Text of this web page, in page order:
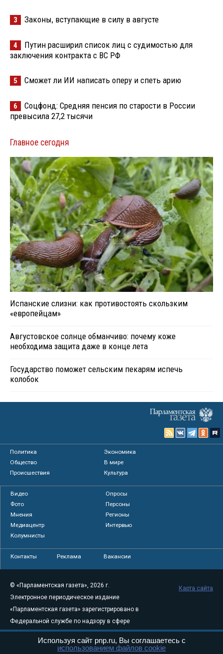
3 Законы, вступающие в силу в августе
4
Путин расширил список лиц с судимостью для
заключения контракта с ВС РФ
5 Сможет ли ИИ написать оперу и спеть арию
6
Соцфонд: Средняя пенсия по старости в России
превысила 27,2 тысячи
Главное сегодня
Испанские слизни: как противостоять скользким
«европейцам»
Августовское солнце обманчиво: почему коже
необходима защита даже в конце лета
Государство поможет сельским пекарям испечь
колобок
Политика
Экономика
Общество
В мире
Происшествия
Культура
Видео
Опросы
Фото
Персоны
Мнения
Регионы
Медиацентр
Интервью
Колумнисты
Контакты Реклама Вакансии
© «Парламентская газета», 2026 г.
Электронное периодическое издание
«Парламентская газета» зарегистрировано в
Федеральной службе по надзору в сфере
связи, информационных технологий и
массовых коммуникаций (Роскомнадзор) 05
Карта сайта
Используя сайт pnp.ru, Вы соглашаетесь с
использованием файлов cookie